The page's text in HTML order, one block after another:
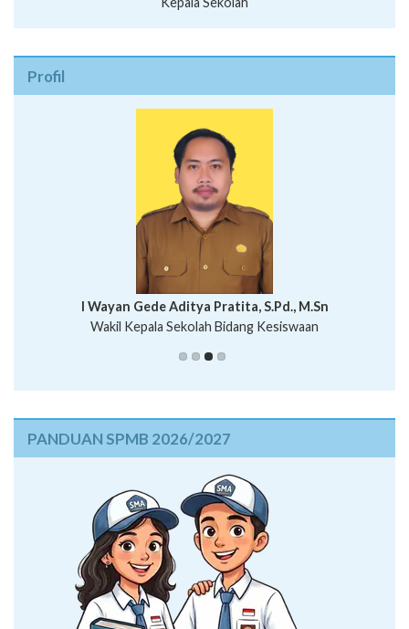
Profil
Putu Suhartana, S.Pd.
I Wayan Bawa Parmita, S.Pd
I Wayan Gede Aditya Pratita, S.Pd., M.Sn
Wakil Kepala Sekolah Bidang Kesiswaan
Ni Wayan Nopi Sutantri, S.Pd.
PANDUAN SPMB 2026/2027